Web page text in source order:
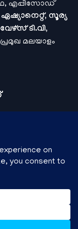
എപ്പിസോഡ്
ഏഷ്യാനെറ്റ്, സൂര്യ
ടി.വി,
മലയാളം
, ഒഫിഷ്യല്‍
, നെറ്റ് ഫ്ലിക്സ്
ഓണ്‍ലൈന്‍
, ഓടിടി റിലീസുകള്‍ ,
KS
↑